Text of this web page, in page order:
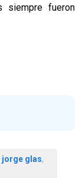
siempre fueron
jorge glas,